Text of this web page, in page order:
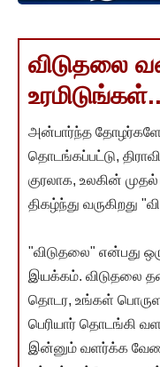
விடுதலை
உரமிடுங்கள்..
அன்பார்ந்த
தொடங்கப்பட்டு,
குரலாக, உலகின் முதல்
திகழ்ந்து வருகிறது
"விடுதலை" என்பது
இயக்கம். விடுதலை
தொடர, உங்கள்
பெரியார் தொடங்கி
இன்னும் வளர்க்க